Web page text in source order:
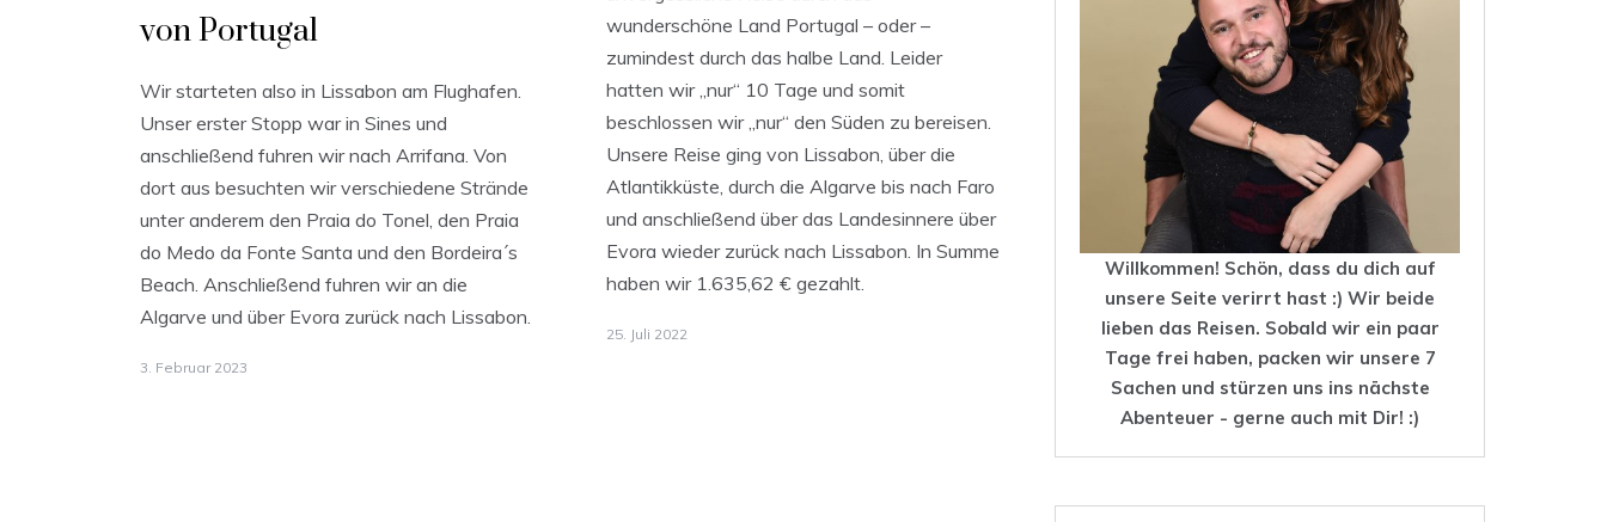
von Portugal
Wir starteten also in Lissabon am Flughafen.
Unser erster Stopp war in Sines und
anschließend fuhren wir nach Arrifana. Von
dort aus besuchten wir verschiedene Strände
unter anderem den Praia do Tonel, den Praia
do Medo da Fonte Santa und den Bordeira´s
Beach. Anschließend fuhren wir an die
Algarve und über Evora zurück nach Lissabon.
3. Februar 2023
wunderschöne Land Portugal – oder –
zumindest durch das halbe Land. Leider
hatten wir „nur“ 10 Tage und somit
beschlossen wir „nur“ den Süden zu bereisen.
Unsere Reise ging von Lissabon, über die
Atlantikküste, durch die Algarve bis nach Faro
und anschließend über das Landesinnere über
Evora wieder zurück nach Lissabon. In Summe
haben wir 1.635,62 € gezahlt.
25. Juli 2022
Willkommen! Schön, dass du dich auf
unsere Seite verirrt hast :) Wir beide
lieben das Reisen. Sobald wir ein paar
Tage frei haben, packen wir unsere 7
Sachen und stürzen uns ins nächste
Abenteuer - gerne auch mit Dir! :)